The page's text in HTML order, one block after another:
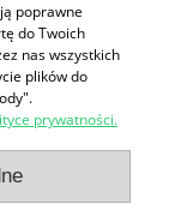
12,90 zł
do koszyka
poprawne
do Twoich
nas wszystkich
plików do
prywatności.